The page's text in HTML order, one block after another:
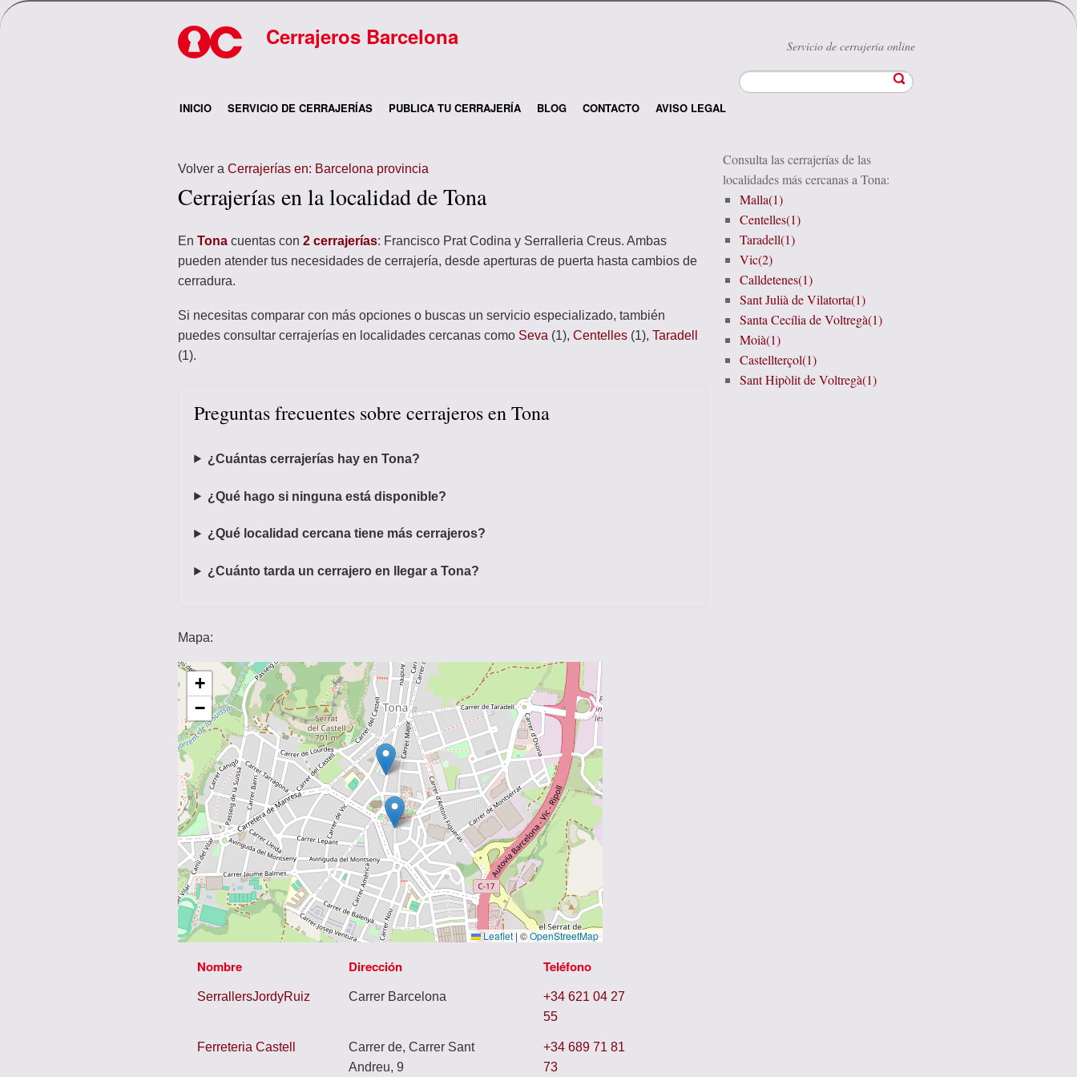
Cerrajeros Barcelona Servicio de cerrajería online
INICIO SERVICIO DE CERRAJERÍAS PUBLICA TU CERRAJERÍA BLOG CONTACTO AVISO LEGAL
Volver a Cerrajerías en: Barcelona provincia
Cerrajerías en la localidad de Tona
En Tona cuentas con 2 cerrajerías: Francisco Prat Codina y Serralleria Creus. Ambas
pueden atender tus necesidades de cerrajería, desde aperturas de puerta hasta cambios de
cerradura.
Si necesitas comparar con más opciones o buscas un servicio especializado, también
puedes consultar cerrajerías en localidades cercanas como Seva (1), Centelles (1), Taradell
(1).
Preguntas frecuentes sobre cerrajeros en Tona
¿Cuántas cerrajerías hay en Tona?
¿Qué hago si ninguna está disponible?
¿Qué localidad cercana tiene más cerrajeros?
¿Cuánto tarda un cerrajero en llegar a Tona?
Mapa:
+
−
Leaflet | ©OpenStreetMap
Nombre Dirección Teléfono
SerrallersJordyRuiz Carrer Barcelona
+34 621 04 27
55
Ferreteria Castell
Carrer de, Carrer Sant
Andreu, 9
+34 689 71 81
73
Consulta las cerrajerías de las
localidades más cercanas a Tona:
Malla(1)
Centelles(1)
Taradell(1)
Vic(2)
Calldetenes(1)
Sant Julià de Vilatorta(1)
Santa Cecília de Voltregà(1)
Moià(1)
Castellterçol(1)
Sant Hipòlit de Voltregà(1)